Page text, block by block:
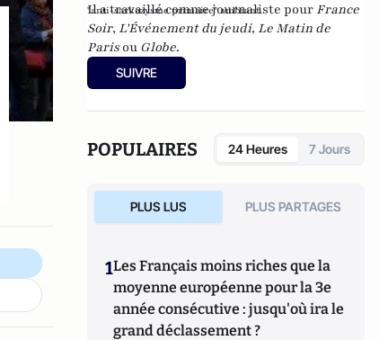
"anti-sarkozysme primaire" ambiant.
Il a travaillé comme journaliste pour France
Soir, L'Événement du jeudi, Le Matin de
Parisou Globe.
SUIVRE
POPULAIRES 24 Heures 7 Jours
PLUS LUS PLUS PARTAGES
1Les Français moins riches que la
moyenne européenne pour la 3e
année consécutive : jusqu'où ira le
grand déclassement ?